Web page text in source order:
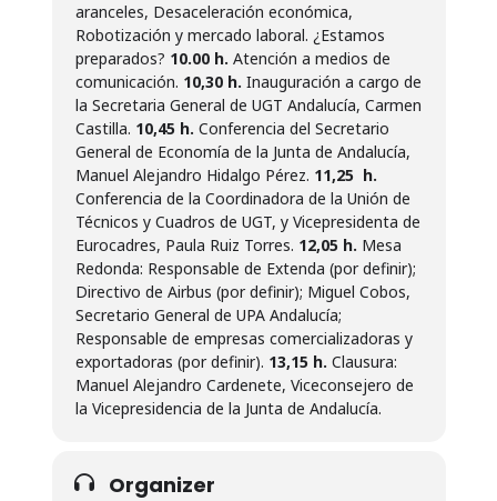
aranceles, Desaceleración económica,
Robotización y mercado laboral. ¿Estamos
preparados? 10.00 h. Atención a medios de
comunicación. 10,30 h. Inauguración a cargo de
la Secretaria General de UGT Andalucía, Carmen
Castilla. 10,45 h. Conferencia del Secretario
General de Economía de la Junta de Andalucía,
Manuel Alejandro Hidalgo Pérez. 11,25 h.
Conferencia de la Coordinadora de la Unión de
Técnicos y Cuadros de UGT, y Vicepresidenta de
Eurocadres, Paula Ruiz Torres. 12,05 h. Mesa
Redonda: Responsable de Extenda (por definir);
Directivo de Airbus (por definir); Miguel Cobos,
Secretario General de UPA Andalucía;
Responsable de empresas comercializadoras y
exportadoras (por definir). 13,15 h. Clausura:
Manuel Alejandro Cardenete, Viceconsejero de
la Vicepresidencia de la Junta de Andalucía.
Organizer